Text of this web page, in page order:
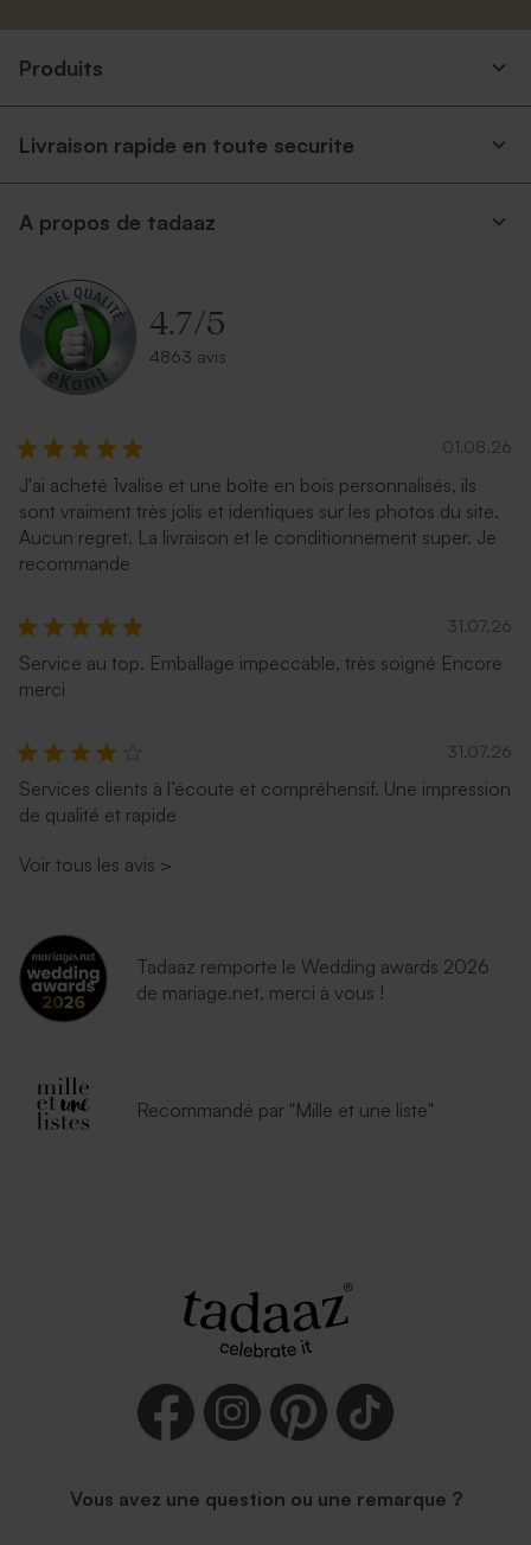
Produits
Livraison rapide en toute securite
A propos de tadaaz
4.7/5
4863 avis
01.08.26
J'ai acheté 1valise et une boîte en bois personnalisés, ils
sont vraiment très jolis et identiques sur les photos du site.
Aucun regret. La livraison et le conditionnement super. Je
recommande
31.07.26
Service au top. Emballage impeccable, très soigné Encore
merci
31.07.26
Services clients à l’écoute et compréhensif. Une impression
de qualité et rapide
Voir tous les avis >
Tadaaz remporte le Wedding awards 2026
de mariage.net, merci à vous !
Recommandé par "Mille et une liste"
Vous avez une question ou une remarque ?